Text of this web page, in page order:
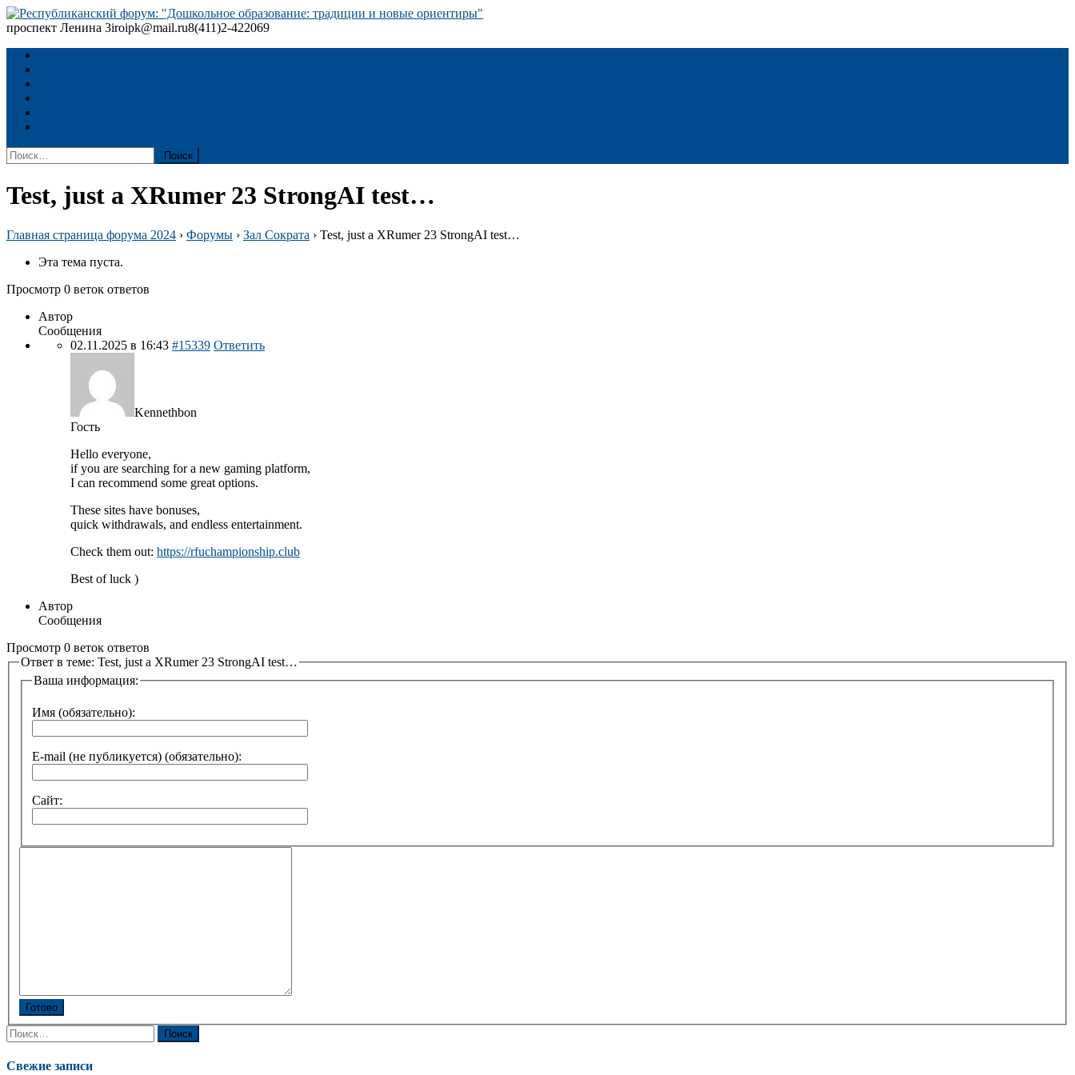
Skip
to
проспект Ленина 3iroipk@mail.ru8(411)2-422069
Найти:
Test, just a XRumer 23 StrongAI test…
Главная страница форума 2024 › Форумы › Зал Сократа › Test, just a XRumer 23 StrongAI test…
Эта тема пуста.
Просмотр 0 веток ответов
Автор
Сообщения
02.11.2025 в 16:43 #15339 Ответить
Kennethbon
Гость
Hello everyone,
if you are searching for a new gaming platform,
I can recommend some great options.
These sites have bonuses,
quick withdrawals, and endless entertainment.
Check them out: https://rfuchampionship.club
Best of luck )
Автор
Сообщения
Просмотр 0 веток ответов
Ответ в теме: Test, just a XRumer 23 StrongAI test…
Ваша информация:
Имя (обязательно):
E-mail (не публикуется) (обязательно):
Сайт:
Готово
Найти:
Свежие записи